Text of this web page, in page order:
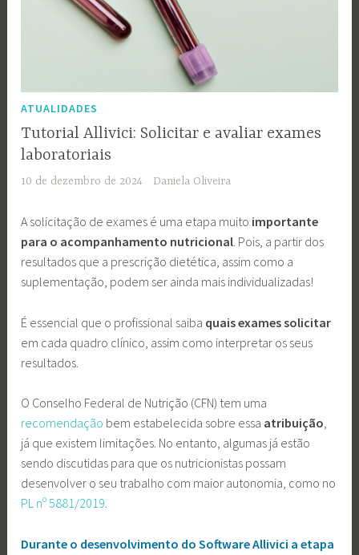
ATUALIDADES
Tutorial Allivici: Solicitar e avaliar exames
laboratoriais
10 de dezembro de 2024 Daniela Oliveira
A solicitação de exames é uma etapa muito importante
para o acompanhamento nutricional. Pois, a partir dos
resultados que a prescrição dietética, assim como a
suplementação, podem ser ainda mais individualizadas!
É essencial que o profissional saiba quais exames solicitar
em cada quadro clínico, assim como interpretar os seus
resultados.
O Conselho Federal de Nutrição (CFN) tem uma
recomendação bem estabelecida sobre essa atribuição,
já que existem limitações. No entanto, algumas já estão
sendo discutidas para que os nutricionistas possam
desenvolver o seu trabalho com maior autonomia, como no
PL nº 5881/2019.
Durante o desenvolvimento do Software Allivici a etapa